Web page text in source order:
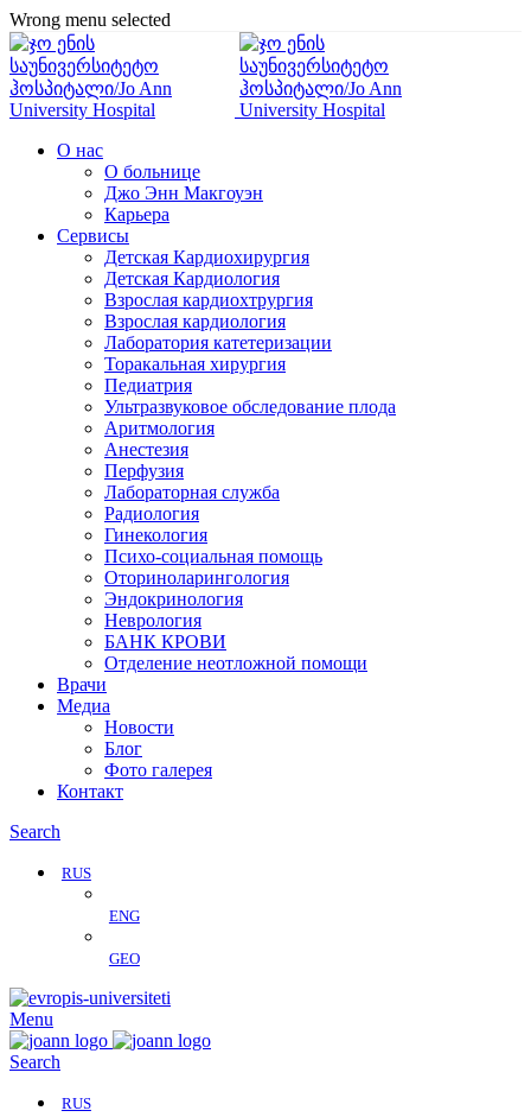
Wrong menu selected
О нас
О больнице
Джо Энн Макгоуэн
Карьера
Сервисы
Детская Кардиохирургия
Детская Кардиология
Взрослая кардиохтрургия
Взрослая кардиология
Лаборатория катетеризации
Торакальная хирургия
Педиатрия
Ультразвуковое обследование плода
Аритмология
Анестезия
Перфузия
Лабораторная служба
Радиология
Гинекология
Психо-социальная помощь
Оториноларингология
Эндокринология
Неврология
БАНК КРОВИ
Отделение неотложной помощи
Врачи
Медиа
Новости
Блог
Фото галерея
Контакт
Search
RUS
ENG
GEO
Menu
Search
RUS